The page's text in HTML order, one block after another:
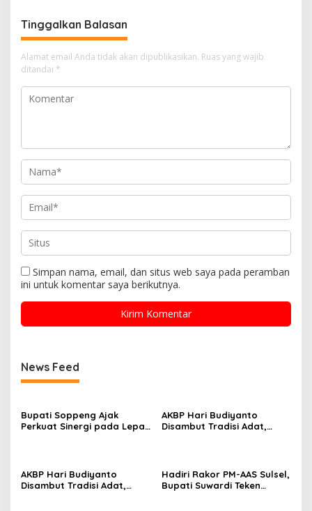
Tinggalkan Balasan
Alamat email Anda tidak akan dipublikasikan. Ruas yang wajib
ditandai *
Simpan nama, email, dan situs web saya pada peramban
ini untuk komentar saya berikutnya.
News Feed
Bupati Soppeng Ajak
Perkuat Sinergi pada Lepas
AKBP Hari Budiyanto
Disambut Tradisi Adat,
AKBP Hari Budiyanto
Disambut Tradisi Adat,
Hadiri Rakor PM-AAS Sulsel,
Bupati Suwardi Teken